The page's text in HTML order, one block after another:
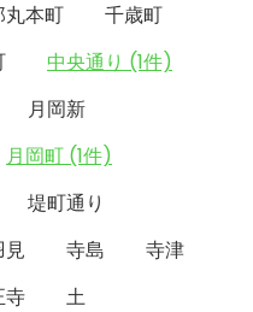
丸本町
千歳町
中央通り (1件)
月岡新
月岡町 (1件)
堤町通り
見 寺島
寺津
寺
土